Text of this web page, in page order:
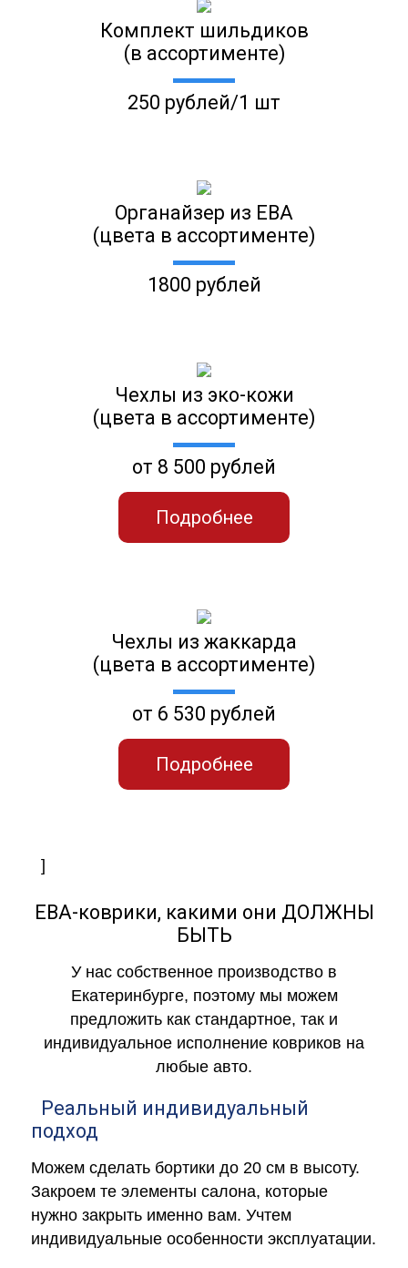
Комплект шильдиков
(в ассортименте)
250 рублей/1 шт
Органайзер из ЕВА
(цвета в ассортименте)
1800 рублей
Чехлы из эко-кожи
(цвета в ассортименте)
от 8 500 рублей
Подробнее
Чехлы из жаккарда
(цвета в ассортименте)
от 6 530 рублей
Подробнее
]
ЕВА-коврики, какими они ДОЛЖНЫ
БЫТЬ
У нас собственное производство в
Екатеринбурге, поэтому мы можем
предложить как стандартное, так и
индивидуальное исполнение ковриков на
любые авто.
Реальный индивидуальный
подход
Можем сделать бортики до 20 см в высоту.
Закроем те элементы салона, которые
нужно закрыть именно вам. Учтем
индивидуальные особенности эксплуатации.